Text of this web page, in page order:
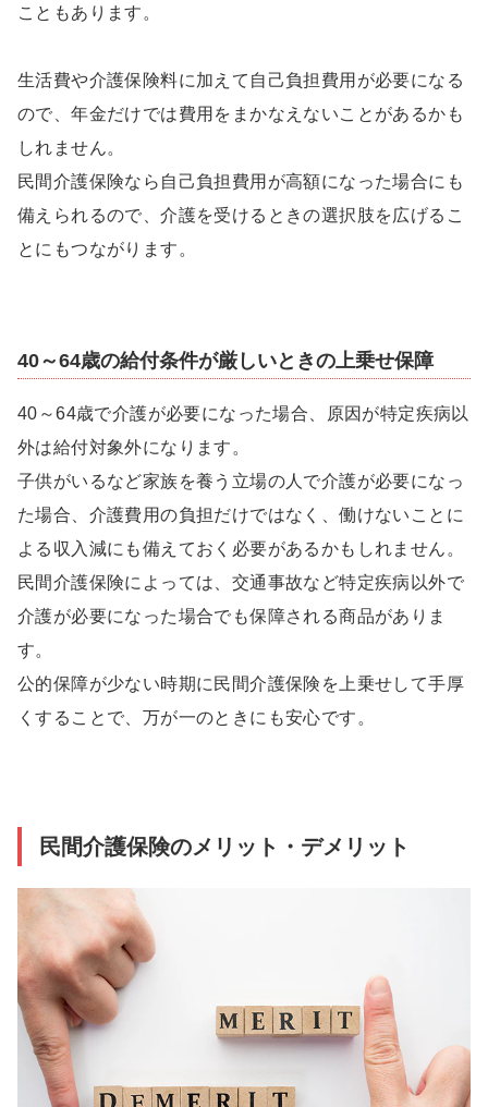
こともあります。
生活費や介護保険料に加えて自己負担費用が必要になる
ので、年金だけでは費用をまかなえないことがあるかも
しれません。
民間介護保険なら自己負担費用が高額になった場合にも
備えられるので、介護を受けるときの選択肢を広げるこ
とにもつながります。
40～64歳の給付条件が厳しいときの上乗せ保障
40～64歳で介護が必要になった場合、原因が特定疾病以
外は給付対象外になります。
子供がいるなど家族を養う立場の人で介護が必要になっ
た場合、介護費用の負担だけではなく、働けないことに
よる収入減にも備えておく必要があるかもしれません。
民間介護保険によっては、交通事故など特定疾病以外で
介護が必要になった場合でも保障される商品がありま
す。
公的保障が少ない時期に民間介護保険を上乗せして手厚
くすることで、万が一のときにも安心です。
民間介護保険のメリット・デメリット